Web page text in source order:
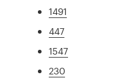
1491
447
1547
230